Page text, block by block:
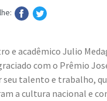
e acadêmico Julio
com o Prêmio
seu talento e trabalho,
a cultura nacional e